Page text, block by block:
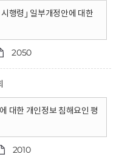
행령｣ 일부개정안에 대한
2050
대한 개인정보 침해요인 평
2010